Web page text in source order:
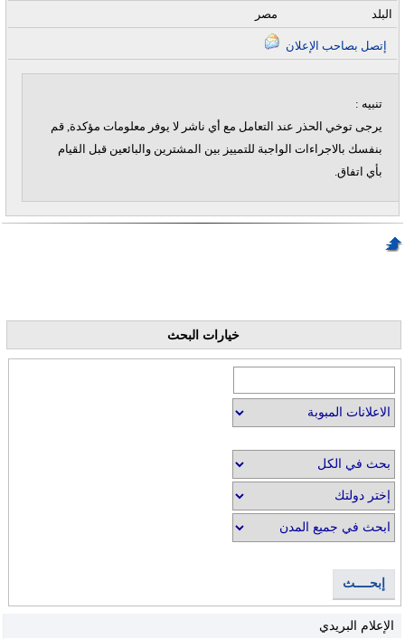
مصر
البلد
تنبيه :
يرجى توخي الحذر عند التعامل مع أي ناشر لا يوفر معلومات مؤكدة, قم
بنفسك بالاجراءات الواجبة للتمييز بين المشترين والبائعين قبل القيام
بأي اتفاق.
خيارات البحث
إبحــــث
الإعلام البريدي